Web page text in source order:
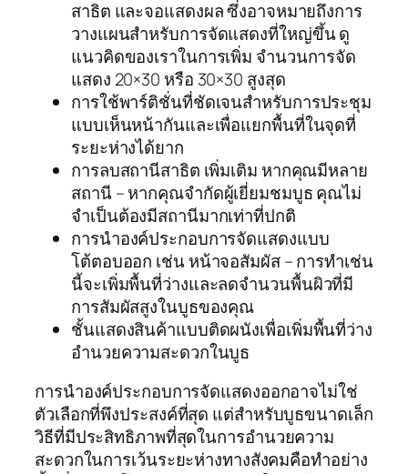
สาธิต และจอแสดงผล ซึ่งอาจหมายถึงการ
วางแผนสำหรับการจัดแสดงที่ใหญ่ขึ้น ดู
แนวคิดของเราในการเพิ่ม จำนวนการจัด
แสดง 20×30 หรือ 30×30 สูงสุด
การใช้พาร์ติชั่นที่ชัดเจนสำหรับการประชุม
แบบเห็นหน้ากันและเพื่อแยกพื้นที่ในจุดที่
ระยะห่างได้ยาก
การลบสถานีสาธิต เพิ่มเติม หากคุณมีหลาย
สถานี – หากคุณจำกัดผู้เยี่ยมชมบูธ คุณไม่
จำเป็นต้องมีสถานีมากเท่าที่ปกติ
การนำองค์ประกอบการจัดแสดงแบบ
โต้ตอบออก เช่น หน้าจอสัมผัส – การทำเช่น
นี้จะเพิ่มพื้นที่ว่างและลดจำนวนพื้นผิวที่มี
การสัมผัสสูงในบูธของคุณ
ชั้นแสดงสินค้าแบบติดผนังเพื่อเพิ่มพื้นที่ว่าง
อำนวยความสะดวกในบูธ
การนำองค์ประกอบการจัดแสดงออกอาจไม่ใช่
ตัวเลือกที่พึงประสงค์ที่สุด แต่สำหรับบูธขนาดเล็ก
วิธีที่มีประสิทธิภาพที่สุดในการอำนวยความ
สะดวกในการเว้นระยะห่างทางสังคมคือทำอย่าง